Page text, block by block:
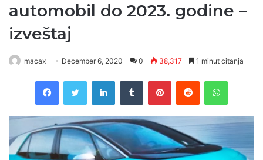
automobil do 2023. godine –
izveštaj
macax December 6, 2020 0 38,317 1 minut citanja
FacebookTwitter LinkedInTumblr PinterestReddit